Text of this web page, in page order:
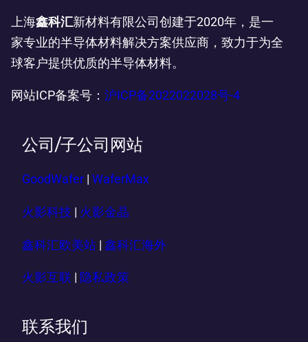
上海鑫科汇新材料有限公司创建于2020年，是一
家专业的半导体材料解决方案供应商，致力于为全
球客户提供优质的半导体材料。
网站ICP备案号： 沪ICP备2022022028号-4
公司/子公司网站
GoodWafer WaferMax
火影科技 火影金晶
鑫科汇欧美站 | 鑫科汇海外
火影互联 隐私政策
联系我们